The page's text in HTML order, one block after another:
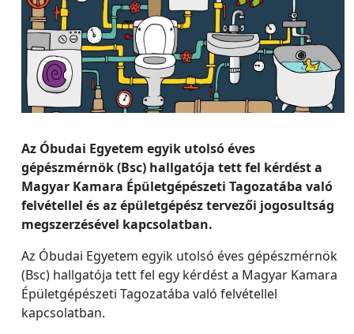
Az Óbudai Egyetem egyik utolsó éves
gépészmérnök (Bsc) hallgatója tett fel kérdést a
Magyar Kamara Épületgépészeti Tagozatába való
felvétellel és az épületgépész tervezői jogosultság
megszerzésével kapcsolatban.
Az Óbudai Egyetem egyik utolsó éves gépészmérnök
(Bsc) hallgatója tett fel egy kérdést a Magyar Kamara
Épületgépészeti Tagozatába való felvétellel
kapcsolatban.